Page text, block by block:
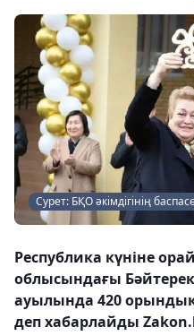
Сурет: БҚО әкімдігінің
Республика күніне
облысындағы
ауылында 420
деп хабарлайды